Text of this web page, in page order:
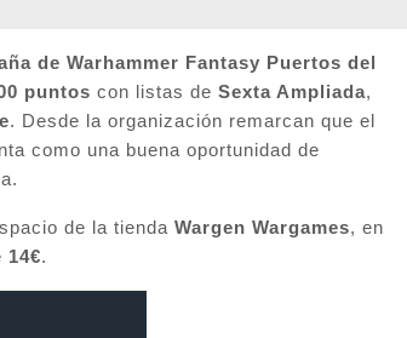
de Warhammer Fantasy Puertos del
puntos con listas de Sexta Ampliada,
. Desde la organización remarcan que el
como una buena oportunidad de
de la tienda Wargen Wargames, en
14€.